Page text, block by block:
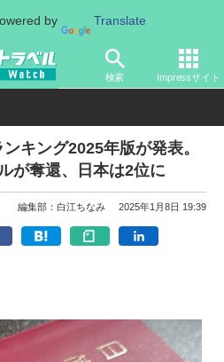
by Translate
検索 Impressサイト
書籍・Web ランキング・統計調査
キング2025年版が発表。
が奪還、日本は2位に
編集部：白江ちなみ 2025年1月8日 19:39